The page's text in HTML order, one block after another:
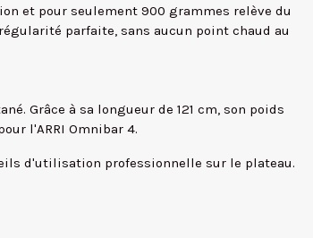
et pour seulement 900 grammes relève du
parfaite, sans aucun point chaud au
Grâce à sa longueur de 121 cm, son poids
l'ARRI Omnibar 4.
d'utilisation professionnelle sur le plateau.